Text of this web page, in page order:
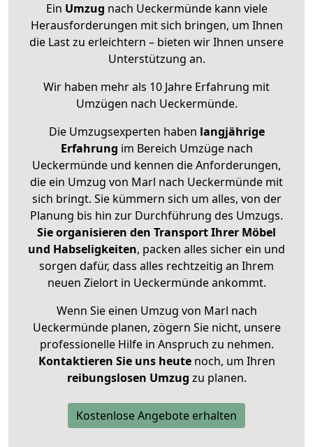
Ein Umzug nach Ueckermünde kann viele
Herausforderungen mit sich bringen, um Ihnen
die Last zu erleichtern – bieten wir Ihnen unsere
Unterstützung an.
Wir haben mehr als 10 Jahre Erfahrung mit
Umzügen nach Ueckermünde.
Die Umzugsexperten haben langjährige
Erfahrung im Bereich Umzüge nach
Ueckermünde und kennen die Anforderungen,
die ein Umzug von Marl nach Ueckermünde mit
sich bringt. Sie kümmern sich um alles, von der
Planung bis hin zur Durchführung des Umzugs.
Sie organisieren den Transport Ihrer Möbel
und Habseligkeiten, packen alles sicher ein und
sorgen dafür, dass alles rechtzeitig an Ihrem
neuen Zielort in Ueckermünde ankommt.
Wenn Sie einen Umzug von Marl nach
Ueckermünde planen, zögern Sie nicht, unsere
professionelle Hilfe in Anspruch zu nehmen.
Kontaktieren Sie uns heutenoch, um Ihren
reibungslosen Umzug zu planen.
Kostenlose Angebote erhalten